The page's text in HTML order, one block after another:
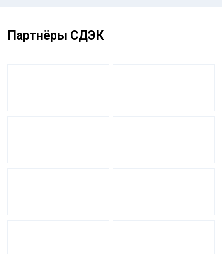
Партнёры СДЭК